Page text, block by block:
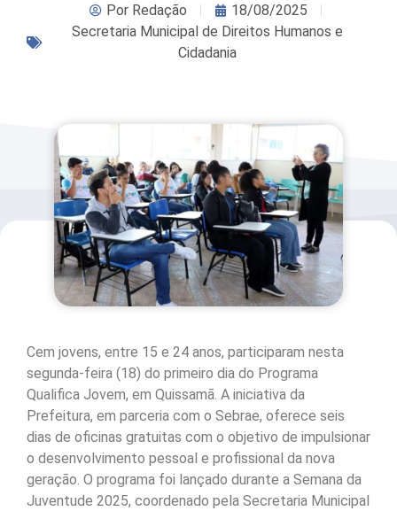
PorRedação
18/08/2025
Secretaria Municipal de Direitos Humanos e
Cidadania
Cem jovens, entre 15 e 24 anos, participaram nesta
segunda-feira (18) do primeiro dia do Programa
Qualifica Jovem, em Quissamã. A iniciativa da
Prefeitura, em parceria com o Sebrae, oferece seis
dias de oficinas gratuitas com o objetivo de impulsionar
o desenvolvimento pessoal e profissional da nova
geração. O programa foi lançado durante a Semana da
Juventude 2025, coordenado pela Secretaria Municipal